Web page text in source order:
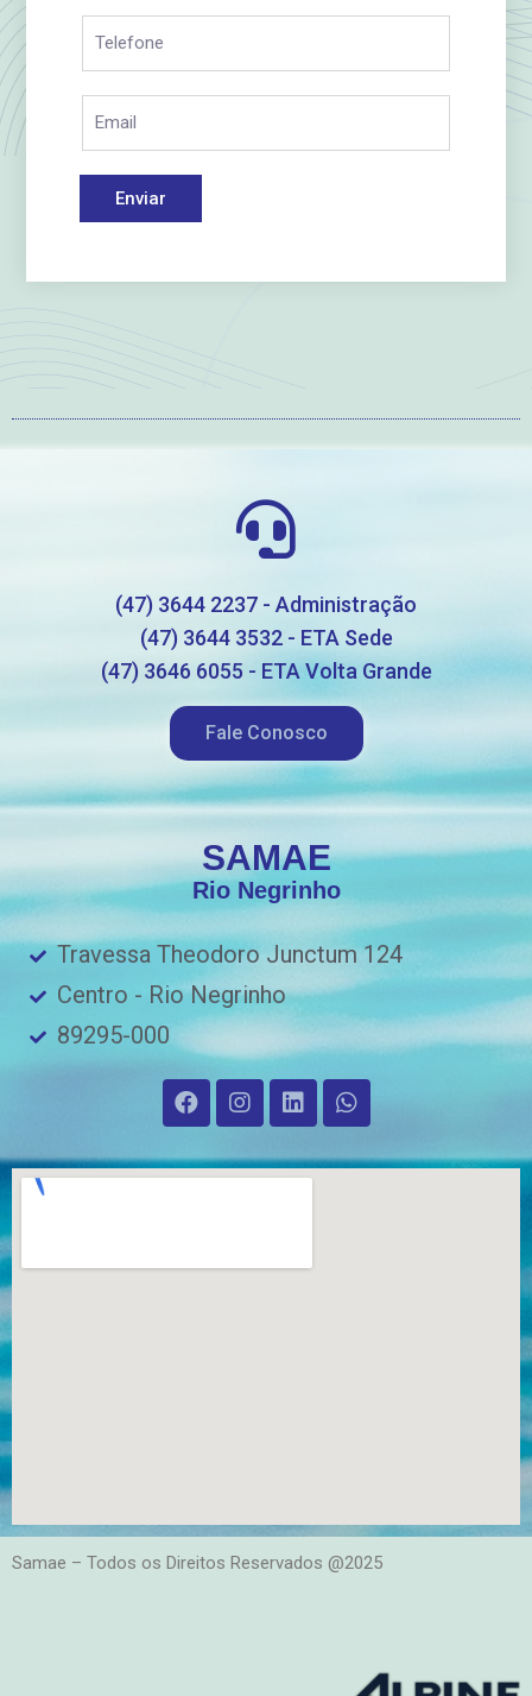
Enviar
(47) 3644 2237 - Administração
(47) 3644 3532 - ETA Sede
(47) 3646 6055 - ETA Volta Grande
Fale Conosco
SAMAE
Rio Negrinho
Travessa Theodoro Junctum 124
Centro - Rio Negrinho
89295-000
Samae – Todos os Direitos Reservados @2025